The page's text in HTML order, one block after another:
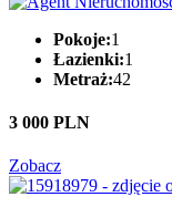
Pokoje:1
Łazienki:1
Metraż:42
3 000 PLN
Zobacz